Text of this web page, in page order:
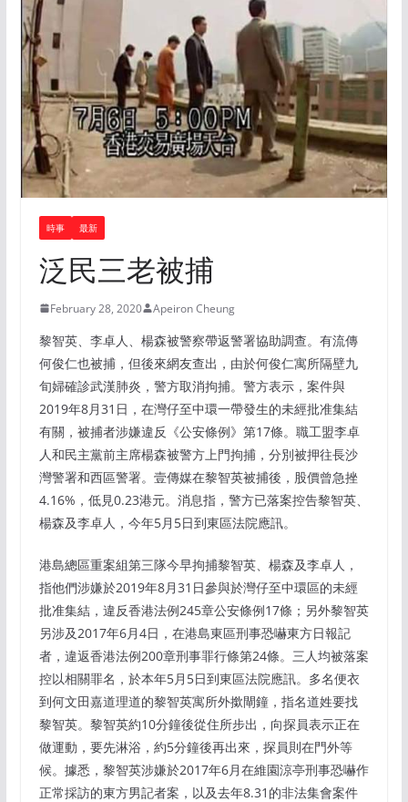
時事 最新
泛民三老被捕
February 28, 2020 Apeiron Cheung
黎智英、李卓人、楊森被警察帶返警署協助調查。有流傳
何俊仁也被捕，但後來網友查出，由於何俊仁寓所隔壁九
旬婦確診武漢肺炎，警方取消拘捕。警方表示，案件與
2019年8月31日，在灣仔至中環一帶發生的未經批准集結
有關，被捕者涉嫌違反《公安條例》第17條。職工盟李卓
人和民主黨前主席楊森被警方上門拘捕，分別被押往長沙
灣警署和西區警署。壹傳媒在黎智英被捕後，股價曾急挫
4.16%，低見0.23港元。消息指，警方已落案控告黎智英、
楊森及李卓人，今年5月5日到東區法院應訊。
港島總區重案組第三隊今早拘捕黎智英、楊森及李卓人，
指他們涉嫌於2019年8月31日參與於灣仔至中環區的未經
批准集結，違反香港法例245章公安條例17條；另外黎智英
另涉及2017年6月4日，在港島東區刑事恐嚇東方日報記
者，違返香港法例200章刑事罪行條第24條。三人均被落案
控以相關罪名，於本年5月5日到東區法院應訊。多名便衣
到何文田嘉道理道的黎智英寓所外撳閘鐘，指名道姓要找
黎智英。黎智英約10分鐘後從住所步出，向探員表示正在
做運動，要先淋浴，約5分鐘後再出來，探員則在門外等
候。據悉，黎智英涉嫌於2017年6月在維園涼亭刑事恐嚇作
正常採訪的東方男記者案，以及去年8.31的非法集會案件